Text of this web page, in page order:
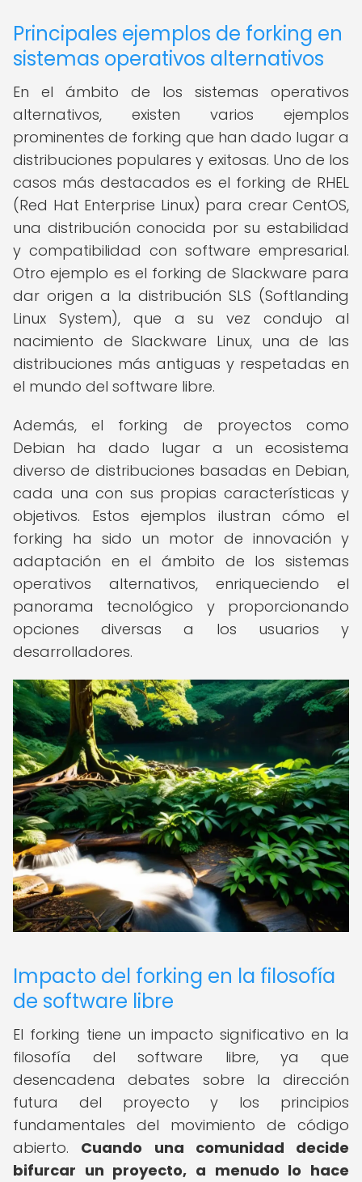
Principales ejemplos de forking en
sistemas operativos alternativos
En el ámbito de los sistemas operativos
alternativos, existen varios ejemplos
prominentes de forking que han dado lugar a
distribuciones populares y exitosas. Uno de los
casos más destacados es el forking de RHEL
(Red Hat Enterprise Linux) para crear CentOS,
una distribución conocida por su estabilidad
y compatibilidad con software empresarial.
Otro ejemplo es el forking de Slackware para
dar origen a la distribución SLS (Softlanding
Linux System), que a su vez condujo al
nacimiento de Slackware Linux, una de las
distribuciones más antiguas y respetadas en
el mundo del software libre.
Además, el forking de proyectos como
Debian ha dado lugar a un ecosistema
diverso de distribuciones basadas en Debian,
cada una con sus propias características y
objetivos. Estos ejemplos ilustran cómo el
forking ha sido un motor de innovación y
adaptación en el ámbito de los sistemas
operativos alternativos, enriqueciendo el
panorama tecnológico y proporcionando
opciones diversas a los usuarios y
desarrolladores.
Impacto del forking en la filosofía
de software libre
El forking tiene un impacto significativo en la
filosofía del software libre, ya que
desencadena debates sobre la dirección
futura del proyecto y los principios
fundamentales del movimiento de código
abierto. Cuando una comunidad decide
bifurcar un proyecto, a menudo lo hace